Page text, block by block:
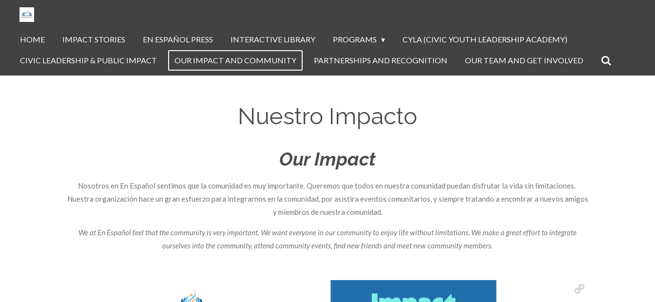
mainHOME IMPACT STORIES EN ESPAÑOL PRESS INTERACTIVE LIBRARY PROGRAMS CYLA (CIVIC YOUTH LEADERSHIP ACADEMY)
CIVIC LEADERSHIP & PUBLIC IMPACT OUR IMPACT AND COMMUNITY PARTNERSHIPS AND RECOGNITION OUR TEAM AND GET INVOLVED
Nuestro Impacto
Our Impact
Nosotros en En Español sentimos que la comunidad es muy importante. Queremos que todos en nuestra comunidad puedan disfrutar la vida sin limitaciones.
Nuestra organización hace un gran esfuerzo para integrarnos en la comunidad, por asistira eventos comunitarios, y siempre tratando a encontrar a nuevos amigos
y miembros de nuestra comunidad.
We at En Español feel that the community is very important. We want everyone in our community to enjoy life without limitations. We make a great effort to integrate
ourselves into the community, attend community events, find new friends and meet new community members.